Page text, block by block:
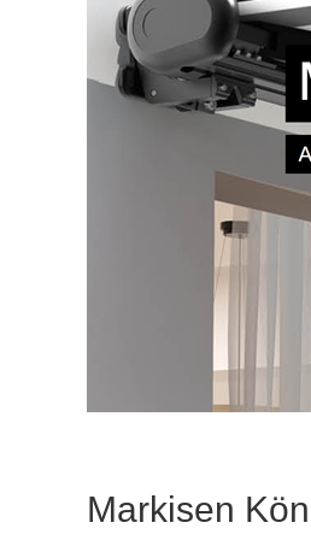
Markisen